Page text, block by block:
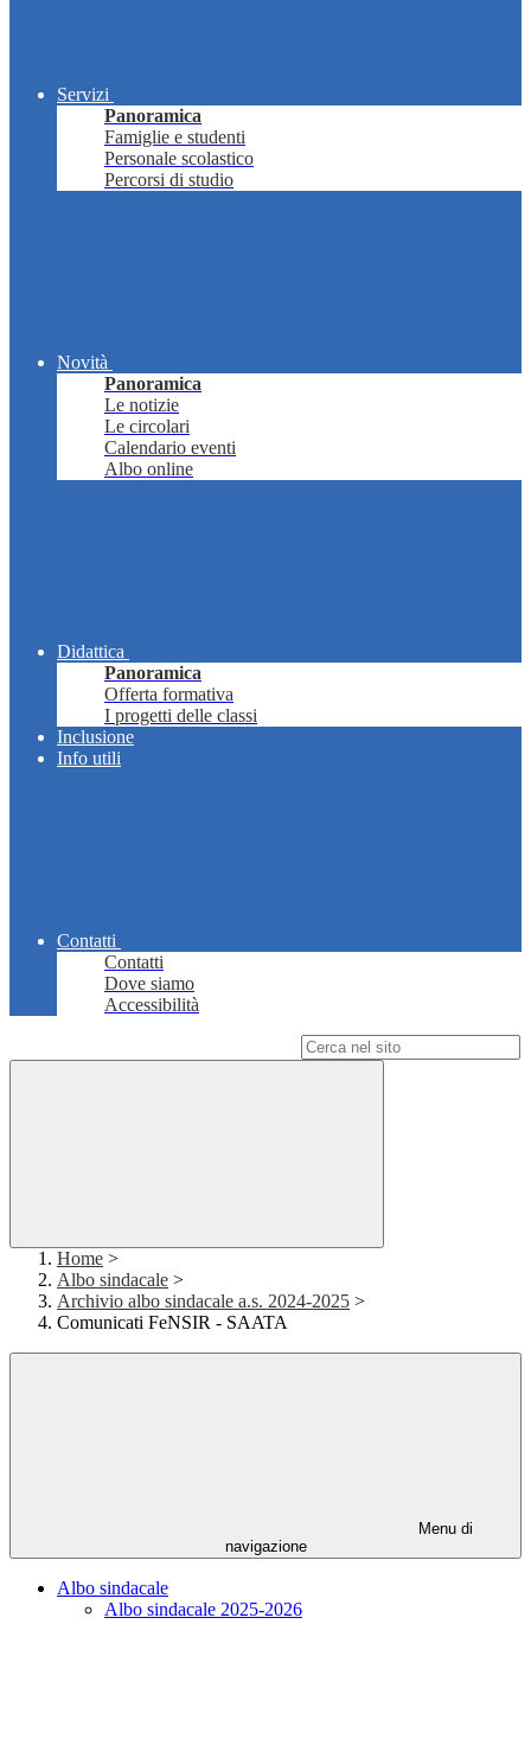
Servizi
Panoramica
Famiglie e studenti
Personale scolastico
Percorsi di studio
Novità
Panoramica
Le notizie
Le circolari
Calendario eventi
Albo online
Didattica
Panoramica
Offerta formativa
I progetti delle classi
Inclusione
Info utili
Contatti
Contatti
Dove siamo
Accessibilità
Home >
Albo sindacale >
Archivio albo sindacale a.s. 2024-2025 >
Comunicati FeNSIR - SAATA
Menu di
navigazione
Albo sindacale
Albo sindacale 2025-2026